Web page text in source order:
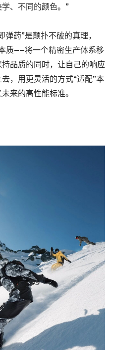
、不同的颜色。”
弹药”是颠扑不破的真理，
质——将一个精密生产体系移
品质的同时，让自己的响应
，用更灵活的方式“适配”本
来的高性能标准。